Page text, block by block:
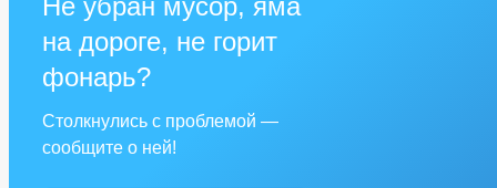
Не убран мусор, яма
на дороге, не горит
фонарь?
Столкнулись с проблемой —
сообщите о ней!